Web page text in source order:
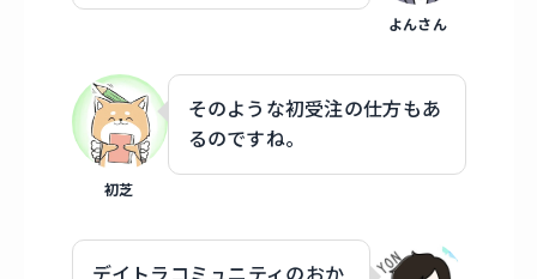
よんさん
初芝
そのような初受注の仕方もあ
るのですね。
デイトラコミュニティのおか